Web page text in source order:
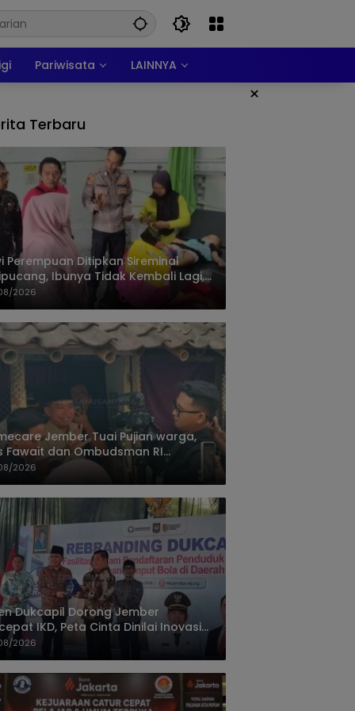
Pariwisata LAINNYA
×
Terbaru
Perempuan Ditipkan Sireminal
Ibunya Tidak Kembali Lagi,
Telusuri Keberadaan Orang Tua
2026
Jember Tuai Pujian warga,
Fawait dan Ombudsman RI
Layanan Kesehatan Rumah
2026
Dukcapil Dorong Jember
IKD, Peta Cinta Dinilai Inovasi
Terbaik
2026